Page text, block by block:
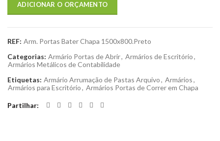
ADICIONAR O ORÇAMENTO
REF: Arm. Portas Bater Chapa 1500x800.Preto
Categorias: Armário Portas de Abrir, Armários de Escritório,
Armários Metálicos de Contabilidade
Etiquetas: Armário Arrumação de Pastas Arquivo, Armários,
Armários para Escritório, Armários Portas de Correr em Chapa
Partilhar